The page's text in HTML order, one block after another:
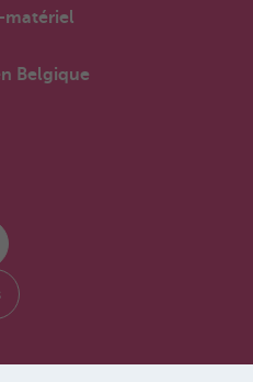
matériel
Belgique